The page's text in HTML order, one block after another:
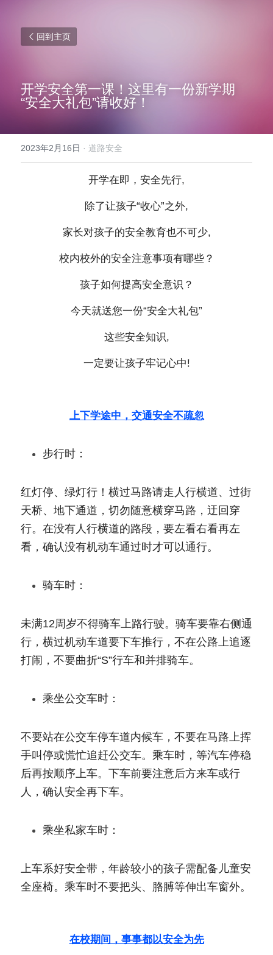
回到主页
开学安全第一课！这里有一份新学期
“安全大礼包”请收好！
2023年2月16日 · 道路安全
开学在即，安全先行,
除了让孩子“收心”之外,
家长对孩子的安全教育也不可少,
校内校外的安全注意事项有哪些？
孩子如何提高安全意识？
今天就送您一份“安全大礼包”
这些安全知识,
一定要让孩子牢记心中!
上下学途中，交通安全不疏忽
步行时：
红灯停、绿灯行！横过马路请走人行横道、过街
天桥、地下通道，切勿随意横穿马路，迂回穿
行。在没有人行横道的路段，要左看右看再左
看，确认没有机动车通过时才可以通行。
骑车时：
未满12周岁不得骑车上路行驶。骑车要靠右侧通
行，横过机动车道要下车推行，不在公路上追逐
打闹，不要曲折“S”行车和并排骑车。
乘坐公交车时：
不要站在公交车停车道内候车，不要在马路上挥
手叫停或慌忙追赶公交车。乘车时，等汽车停稳
后再按顺序上车。下车前要注意后方来车或行
人，确认安全再下车。
乘坐私家车时：
上车系好安全带，年龄较小的孩子需配备儿童安
全座椅。乘车时不要把头、胳膊等伸出车窗外。
在校期间，事事都以安全为先